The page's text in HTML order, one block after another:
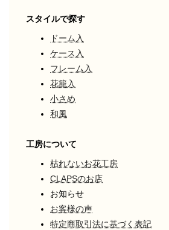
スタイルで探す
ドーム入
ケース入
フレーム入
花籠入
小さめ
和風
工房について
枯れないお花工房
CLAPSのお店
お知らせ
お客様の声
特定商取引法に基づく表記